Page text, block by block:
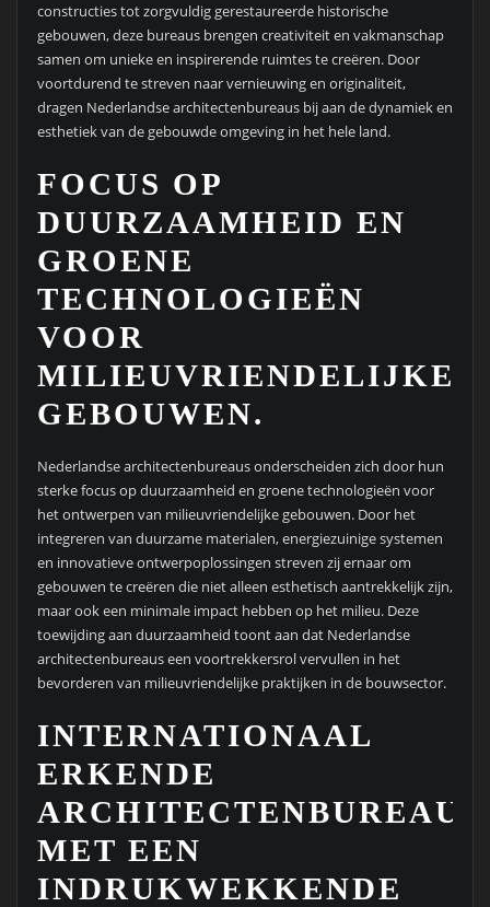
constructies tot zorgvuldig gerestaureerde historische
gebouwen, deze bureaus brengen creativiteit en vakmanschap
samen om unieke en inspirerende ruimtes te creëren. Door
voortdurend te streven naar vernieuwing en originaliteit,
dragen Nederlandse architectenbureaus bij aan de dynamiek en
esthetiek van de gebouwde omgeving in het hele land.
FOCUS OP
DUURZAAMHEID EN
GROENE
TECHNOLOGIEËN
VOOR
MILIEUVRIENDELIJKE
GEBOUWEN.
Nederlandse architectenbureaus onderscheiden zich door hun
sterke focus op duurzaamheid en groene technologieën voor
het ontwerpen van milieuvriendelijke gebouwen. Door het
integreren van duurzame materialen, energiezuinige systemen
en innovatieve ontwerpoplossingen streven zij ernaar om
gebouwen te creëren die niet alleen esthetisch aantrekkelijk zijn,
maar ook een minimale impact hebben op het milieu. Deze
toewijding aan duurzaamheid toont aan dat Nederlandse
architectenbureaus een voortrekkersrol vervullen in het
bevorderen van milieuvriendelijke praktijken in de bouwsector.
INTERNATIONAAL
ERKENDE
ARCHITECTENBUREAUS
MET EEN
INDRUKWEKKENDE